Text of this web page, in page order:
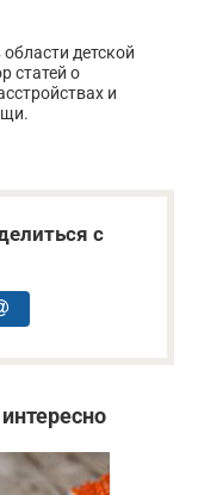
детской
статей о
и
с